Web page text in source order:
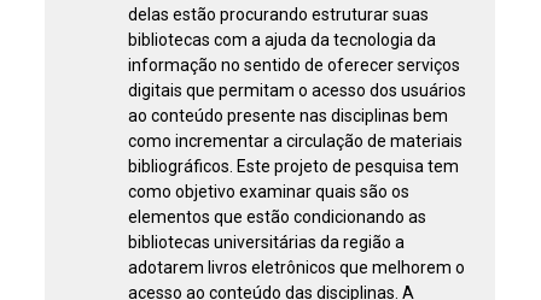
delas estão procurando estruturar suas
bibliotecas com a ajuda da tecnologia da
informação no sentido de oferecer serviços
digitais que permitam o acesso dos usuários
ao conteúdo presente nas disciplinas bem
como incrementar a circulação de materiais
bibliográficos. Este projeto de pesquisa tem
como objetivo examinar quais são os
elementos que estão condicionando as
bibliotecas universitárias da região a
adotarem livros eletrônicos que melhorem o
acesso ao conteúdo das disciplinas. A